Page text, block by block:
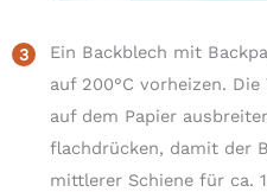
Ein Backblech mit
auf 200°C vorheizen.
auf dem Papier
flachdrücken, damit der
mittlerer Schiene für ca.